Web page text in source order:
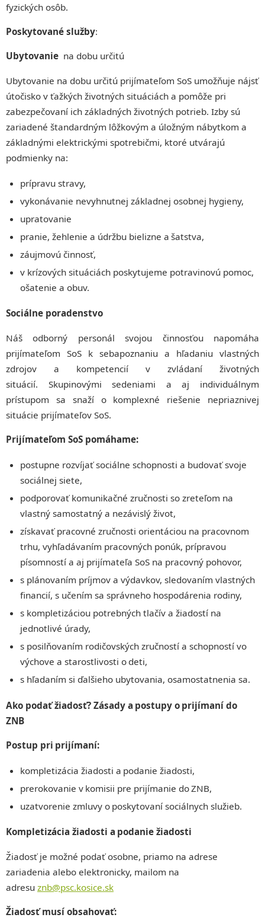
fyzických osôb.
Poskytované služby:
Ubytovanie na dobu určitú
Ubytovanie na dobu určitú prijímateľom SoS umožňuje nájsť
útočisko v ťažkých životných situáciách a pomôže pri
zabezpečovaní ich základných životných potrieb. Izby sú
zariadené štandardným lôžkovým a úložným nábytkom a
základnými elektrickými spotrebičmi, ktoré utvárajú
podmienky na:
prípravu stravy,
vykonávanie nevyhnutnej základnej osobnej hygieny,
upratovanie
pranie, žehlenie a údržbu bielizne a šatstva,
záujmovú činnosť,
v krízových situáciách poskytujeme potravinovú pomoc,
ošatenie a obuv.
Sociálne poradenstvo
Náš odborný personál svojou činnosťou napomáha
prijímateľom SoS k sebapoznaniu a hľadaniu vlastných
zdrojov a kompetencií v zvládaní životných
situácií. Skupinovými sedeniami a aj individuálnym
prístupom sa snaží o komplexné riešenie nepriaznivej
situácie prijímateľov SoS.
Prijímateľom SoS pomáhame:
postupne rozvíjať sociálne schopnosti a budovať svoje
sociálnej siete,
podporovať komunikačné zručnosti so zreteľom na
vlastný samostatný a nezávislý život,
získavať pracovné zručnosti orientáciou na pracovnom
trhu, vyhľadávaním pracovných ponúk, prípravou
písomností a aj prijímateľa SoS na pracovný pohovor,
s plánovaním príjmov a výdavkov, sledovaním vlastných
financií, s učením sa správneho hospodárenia rodiny,
s kompletizáciou potrebných tlačív a žiadostí na
jednotlivé úrady,
s posilňovaním rodičovských zručností a schopností vo
výchove a starostlivosti o deti,
s hľadaním si ďalšieho ubytovania, osamostatnenia sa.
Ako podať žiadosť? Zásady a postupy o prijímaní do
ZNB
Postup pri prijímaní:
kompletizácia žiadosti a podanie žiadosti,
prerokovanie v komisii pre prijímanie do ZNB,
uzatvorenie zmluvy o poskytovaní sociálnych služieb.
Kompletizácia žiadosti a podanie žiadosti
Žiadosť je možné podať osobne, priamo na adrese
zariadenia alebo elektronicky, mailom na
adresu znb@psc.kosice.sk
Žiadosť musí obsahovať: